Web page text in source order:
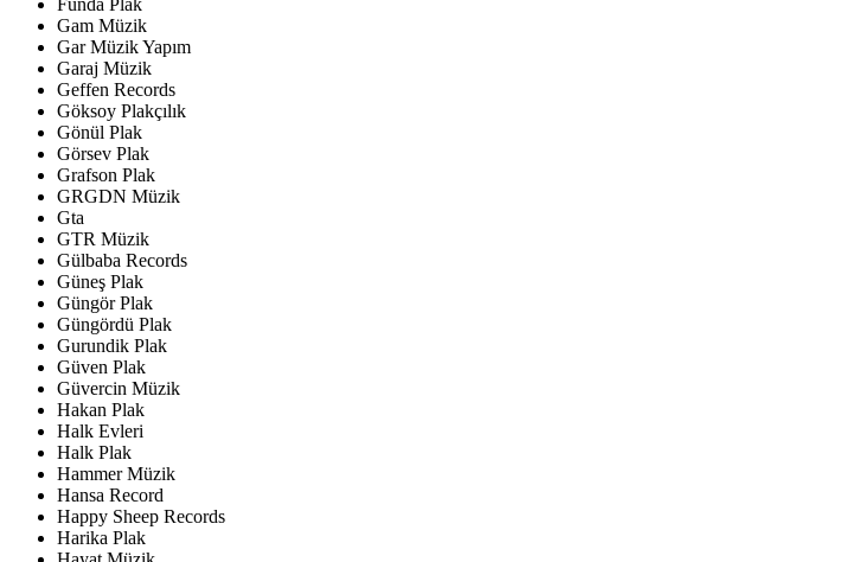
Gam Müzik
Gar Müzik Yapım
Garaj Müzik
Geffen Records
Göksoy Plakçılık
Gönül Plak
Görsev Plak
Grafson Plak
GRGDN Müzik
Gta
GTR Müzik
Gülbaba Records
Güneş Plak
Güngör Plak
Güngördü Plak
Gurundik Plak
Güven Plak
Güvercin Müzik
Hakan Plak
Halk Evleri
Halk Plak
Hammer Müzik
Hansa Record
Happy Sheep Records
Harika Plak